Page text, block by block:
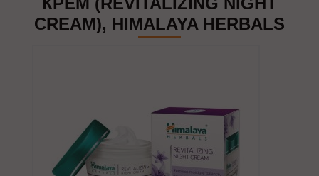
CREAM), HIMALAYA HERBALS